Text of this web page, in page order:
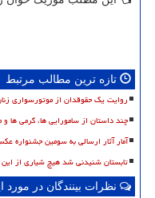
تازه ترین مطالب مرتبط
روایت یک حقوقدان از موتورسواری
چند داستان از سامورایی ها، گرمی
آمار آثار ارسالی به سومین جشنواره
تابستان شنیدنی شد هیچ شیاری از
نظرات بینندگان در